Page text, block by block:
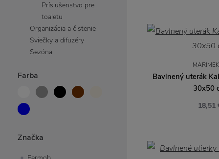
Príslušenstvo pre
toaletu
Organizácia a čistenie
Sviečky a difuzéry
Sezóna
Farba
Značka
Bavlnený uterák
30x50
18,51